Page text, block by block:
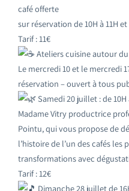
café offerte
sur réservation de 10H à 11H
Tarif : 11€
Ateliers cuisine autour
Le mercredi 10 et le mercredi
réservation – ouvert à tous
Samedi 20 juillet : de
Madame Vitry productrice
Pointu, qui vous propose de
l’histoire de l’un des cafés les
transformations avec
Tarif : 12€
Dimanche 28 juillet de